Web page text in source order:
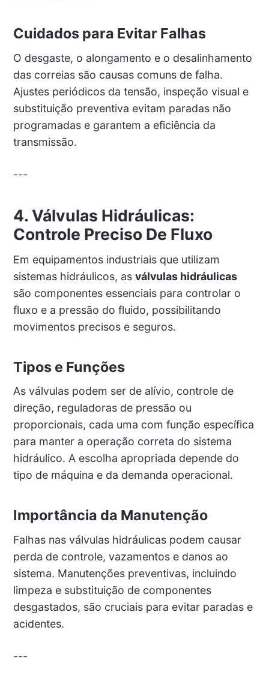
Cuidados para Evitar Falhas
O desgaste, o alongamento e o desalinhamento
das correias são causas comuns de falha.
Ajustes periódicos da tensão, inspeção visual e
substituição preventiva evitam paradas não
programadas e garantem a eficiência da
transmissão.
---
4. Válvulas Hidráulicas:
Controle Preciso De Fluxo
Em equipamentos industriais que utilizam
sistemas hidráulicos, as válvulas hidráulicas
são componentes essenciais para controlar o
fluxo e a pressão do fluido, possibilitando
movimentos precisos e seguros.
Tipos e Funções
As válvulas podem ser de alívio, controle de
direção, reguladoras de pressão ou
proporcionais, cada uma com função específica
para manter a operação correta do sistema
hidráulico. A escolha apropriada depende do
tipo de máquina e da demanda operacional.
Importância da Manutenção
Falhas nas válvulas hidráulicas podem causar
perda de controle, vazamentos e danos ao
sistema. Manutenções preventivas, incluindo
limpeza e substituição de componentes
desgastados, são cruciais para evitar paradas e
acidentes.
---